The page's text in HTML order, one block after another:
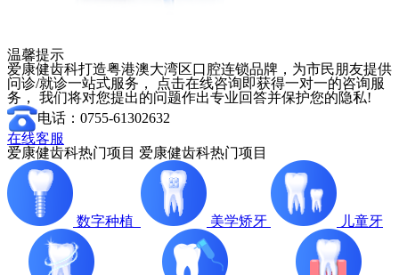
温馨提示
爱康健齿科打造粤港澳大湾区口腔连锁品牌，为市民朋友提供
问诊/就诊一站式服务， 点击在线咨询即获得一对一的咨询服
务， 我们将对您提出的问题作出专业回答并保护您的隐私!
电话：0755-61302632
在线客服
爱康健齿科热门项目 爱康健齿科热门项目
数字种植 美学矫牙 儿童牙